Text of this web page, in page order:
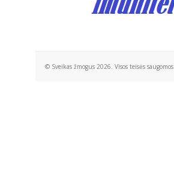
© Sveikas žmogus 2026. Visos teisės saugomos